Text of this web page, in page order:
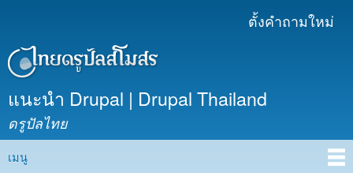
เนื้อหา
ตั้งคำถามใหม่
แนะนำ Drupal | Drupal Thailand
ดรูปัลไทย
Main menu
เมนู